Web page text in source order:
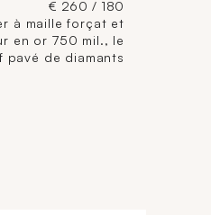
180 / 260 €
à maille forçat et
en or 750 mil., le
pavé de diamants